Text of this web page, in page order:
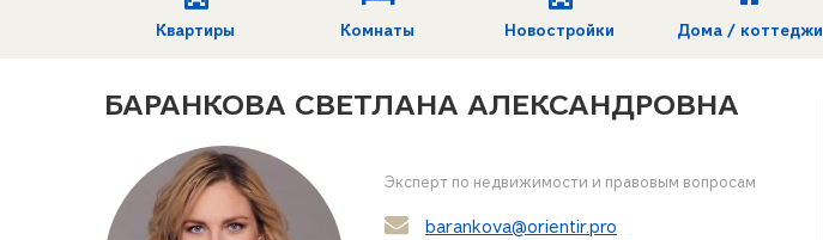
Квартиры Комнаты Новостройки Дома / коттеджи
БАРАНКОВА СВЕТЛАНА АЛЕКСАНДРОВНА
Эксперт по недвижимости и правовым вопросам
barankova@orientir.pro